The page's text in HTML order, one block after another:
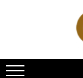
cafea instant
ceai alb
Dulciuri si
biscuiti